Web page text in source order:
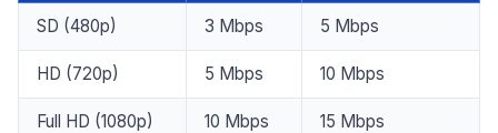
SD (480p) 3 Mbps 5 Mbps
HD (720p) 5 Mbps 10 Mbps
Full HD (1080p) 10 Mbps 15 Mbps